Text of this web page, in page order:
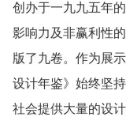
创办于一九九五年
影响力及非赢利性
版了九卷。作为展
设计年鉴》始终坚
社会提供大量的设